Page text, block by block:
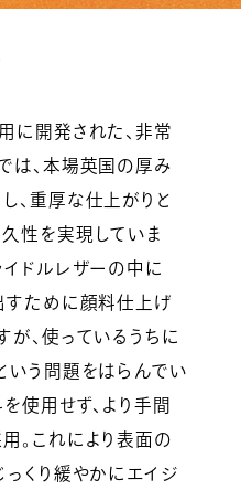
に開発された、非常
は、本場英国の厚み
、重厚な仕上がりと
性を実現していま
イドルレザーの中に
すために顔料仕上げ
、使っているうちに
いう問題をはらんでい
使用せず、より手間
。これにより表面の
くり緩やかにエイジ